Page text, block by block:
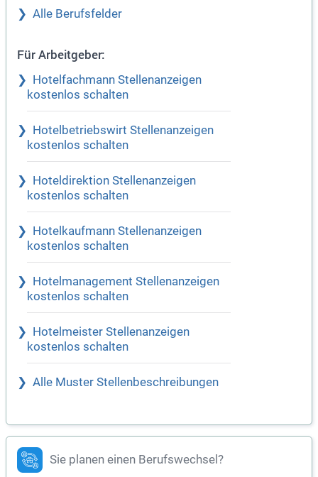
Alle Berufsfelder
Für Arbeitgeber:
Hotelfachmann Stellenanzeigen
kostenlos schalten
Hotelbetriebswirt Stellenanzeigen
kostenlos schalten
Hoteldirektion Stellenanzeigen
kostenlos schalten
Hotelkaufmann Stellenanzeigen
kostenlos schalten
Hotelmanagement Stellenanzeigen
kostenlos schalten
Hotelmeister Stellenanzeigen
kostenlos schalten
Alle Muster Stellenbeschreibungen
Sie planen einen Berufswechsel?